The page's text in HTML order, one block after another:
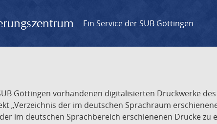
Ein Service der SUB Göttingen
Göttingen vorhandenen digitalisierten Druckwerke
„Verzeichnis der im deutschen Sprachraum
im deutschen Sprachbereich erschienenen Drucke zu